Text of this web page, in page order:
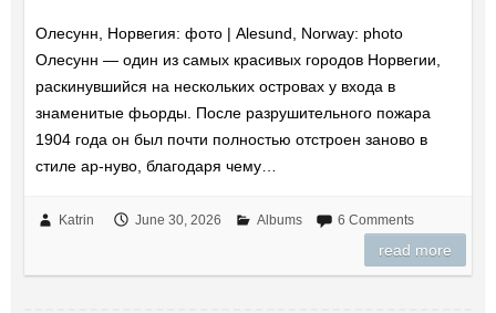
Олесунн, Норвегия: фото | Alesund, Norway: photo
Олесунн — один из самых красивых городов Норвегии,
раскинувшийся на нескольких островах у входа в
знаменитые фьорды. После разрушительного пожара
1904 года он был почти полностью отстроен заново в
стиле ар-нуво, благодаря чему…
Katrin June 30, 2026 Albums 6 Comments
read more